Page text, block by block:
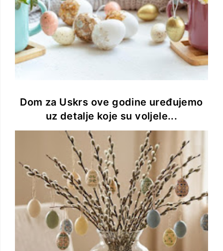
Dom za Uskrs ove godine uređujemo
uz detalje koje su voljele...